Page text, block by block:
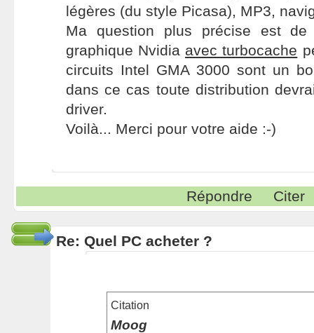
légères (du style Picasa), MP3,
Ma question plus précise est
graphique Nvidia avec turbocache
circuits Intel GMA 3000 sont un
dans ce cas toute distribution
driver.
Voilà... Merci pour votre aide :-)
Répondre Citer
Re: Quel PC acheter ?
Citation
Moog